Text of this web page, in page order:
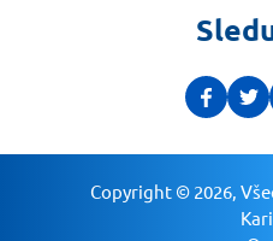
Copyright © 2026,